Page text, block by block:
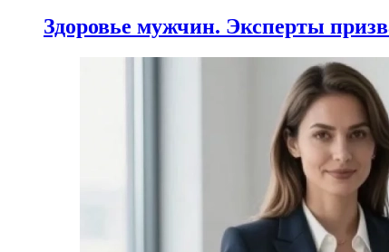
Здоровье мужчин. Эксперты